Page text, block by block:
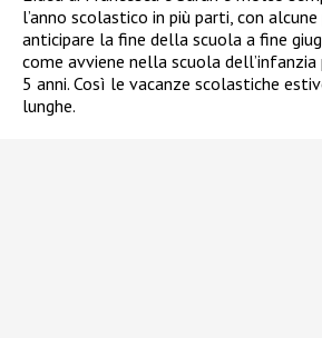
l’anno scolastico in più parti, con
anticipare la fine della scuola a fine
come avviene nella scuola dell’infanzia
5 anni. Così le vacanze scolastiche
lunghe.